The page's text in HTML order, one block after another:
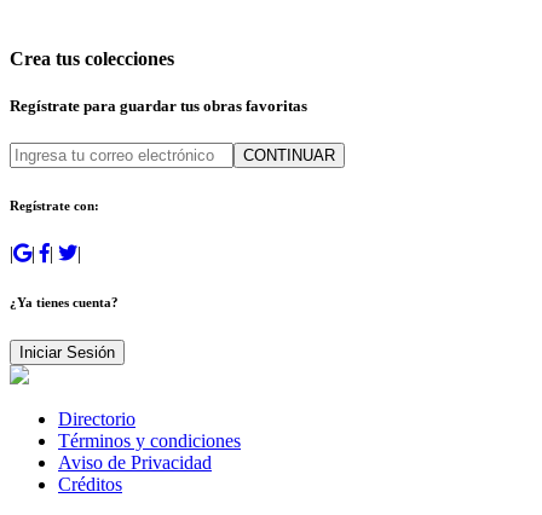
Crea tus colecciones
Regístrate para guardar tus obras favoritas
CONTINUAR
Regístrate con:
| | | |
¿Ya tienes cuenta?
Iniciar Sesión
Directorio
Términos y condiciones
Aviso de Privacidad
Créditos